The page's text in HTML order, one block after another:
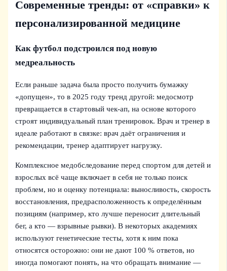
Современные тренды: от «справки» к
персонализированной медицине
Как футбол подстроился под новую
медреальность
Если раньше задача была просто получить бумажку
«допущен», то в 2025 году тренд другой: медосмотр
превращается в стартовый чек‑ап, на основе которого
строят индивидуальный план тренировок. Врач и тренер в
идеале работают в связке: врач даёт ограничения и
рекомендации, тренер адаптирует нагрузку.
Комплексное медобследование перед спортом для детей и
взрослых всё чаще включает в себя не только поиск
проблем, но и оценку потенциала: выносливость, скорость
восстановления, предрасположенность к определённым
позициям (например, кто лучше переносит длительный
бег, а кто — взрывные рывки). В некоторых академиях
используют генетические тесты, хотя к ним пока
относятся осторожно: они не дают 100 % ответов, но
иногда помогают понять, на что обращать внимание —